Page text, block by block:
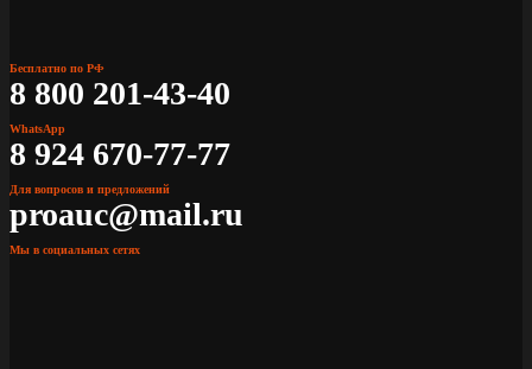
Бесплатно по РФ
8 800 201-43-40
WhatsApp
8 924 670-77-77
Для вопросов и предложений
proauc@mail.ru
Мы в социальных сетях